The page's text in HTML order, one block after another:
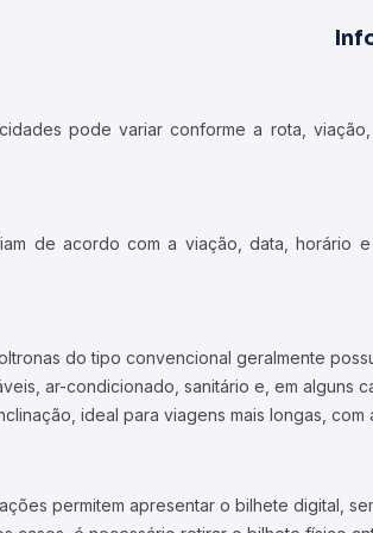
pode variar conforme a rota,
de acordo com a viação, data, horário
do tipo convencional geralmente
ar-condicionado, sanitário e, em alguns
ideal para viagens mais longas,
permitem apresentar o bilhete digital,